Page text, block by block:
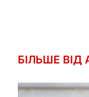
БІЛЬШЕ ВІД